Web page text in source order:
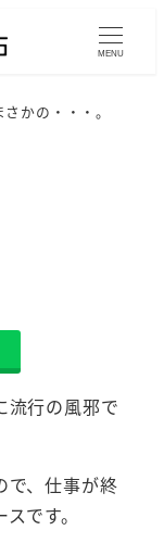
MENU
さかの・・・。
流行の風邪で
で、仕事が終
です。